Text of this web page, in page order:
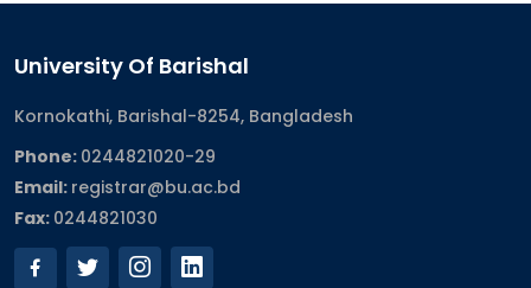
University Of Barishal
Kornokathi, Barishal-8254, Bangladesh
Phone: 0244821020‬-29
Email: registrar@bu.ac.bd
Fax: 0244821030